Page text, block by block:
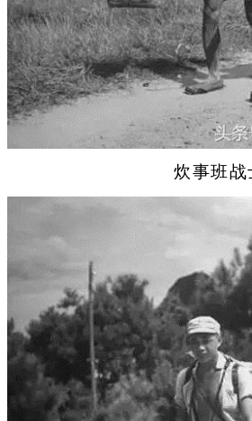
炊事班战